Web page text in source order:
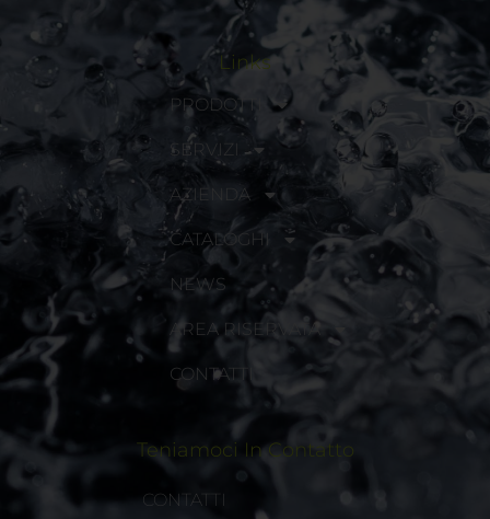
Links
PRODOTTI
SERVIZI
AZIENDA
CATALOGHI
NEWS
AREA RISERVATA
CONTATTI
Teniamoci In Contatto
CONTATTI